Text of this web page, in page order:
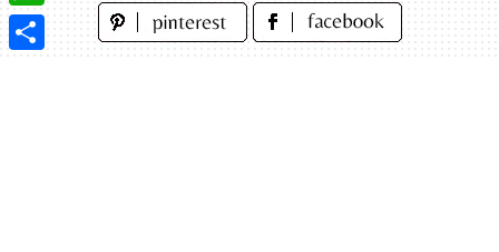
WhatsApp